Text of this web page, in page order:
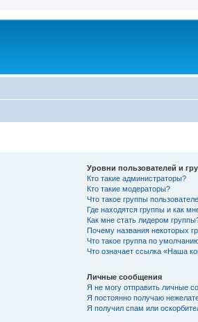
Уровни пользователей и
Кто такие администраторы?
Кто такие модераторы?
Что такое группы
Где находятся группы и как
Как мне стать лидером
Почему названия некоторых
Что такое группа по
Что означает ссылка «Наша
Личные сообщения
Я не могу отправить личные
Я постоянно получаю
Я получил спам или